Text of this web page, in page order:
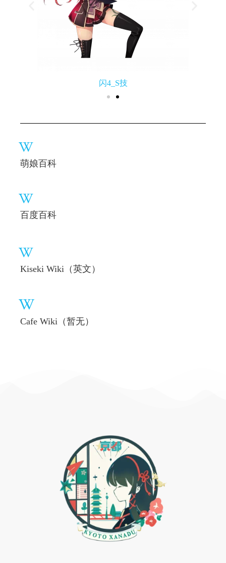
闪4_S技
萌娘百科
百度百科
Kiseki Wiki（英文）
Cafe Wiki（暂无）